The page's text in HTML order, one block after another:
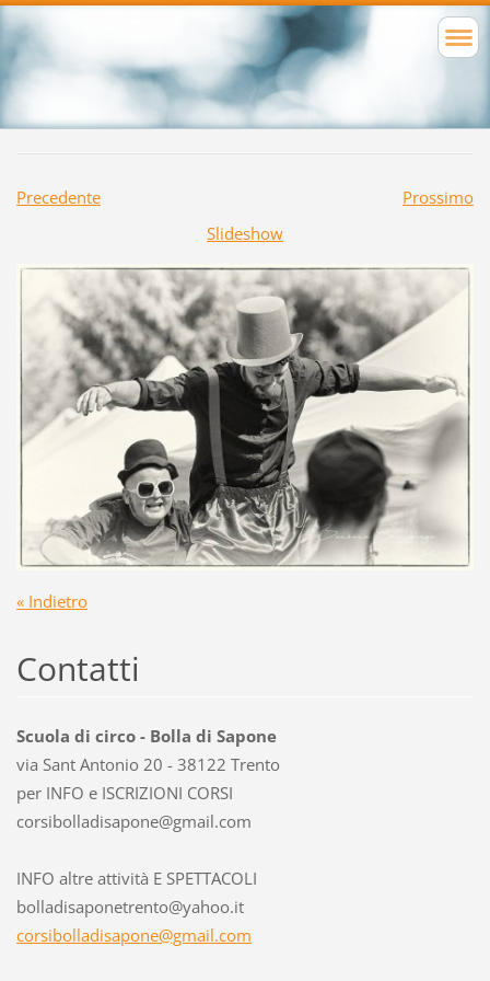
Precedente
Prossimo
Slideshow
« Indietro
Contatti
Scuola di circo - Bolla di Sapone
via Sant Antonio 20 - 38122 Trento
per INFO e ISCRIZIONI CORSI
corsibolladisapone@gmail.com
INFO altre attività E SPETTACOLI
bolladisaponetrento@yahoo.it
corsibolladisapone@gmail.com